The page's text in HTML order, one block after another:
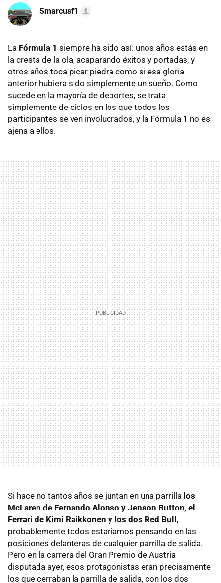
Smarcusf1
La Fórmula 1 siempre ha sido así: unos años estás en
la cresta de la ola, acaparando éxitos y portadas, y
otros años toca picar piedra como si esa gloria
anterior hubiera sido simplemente un sueño. Como
sucede en la mayoría de deportes, se trata
simplemente de ciclos en los que todos los
participantes se ven involucrados, y la Fórmula 1 no es
ajena a ellos.
Si hace no tantos años se juntan en una parrilla los
McLaren de Fernando Alonso y Jenson Button, el
Ferrari de Kimi Raikkonen y los dos Red Bull,
probablemente todos estaríamos pensando en las
posiciones delanteras de cualquier parrilla de salida.
Pero en la carrera del Gran Premio de Austria
disputada ayer, esos protagonistas eran precisamente
los que cerraban la parrilla de salida, con los dos